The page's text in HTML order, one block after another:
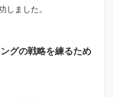
しました。
グの戦略を練るため